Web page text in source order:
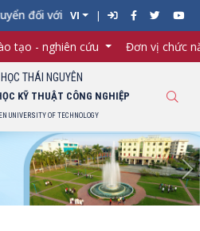
đối với từng ngành đào tạo Đại
VI
tạo - nghiên cứu Đơn vị chức
THÁI NGUYÊN
KỸ THUẬT CÔNG NGHIỆP
UNIVERSITY OF TECHNOLOGY